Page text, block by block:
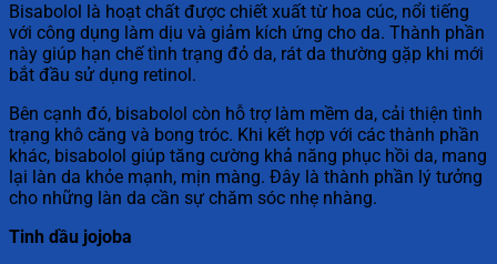
Bisabolol là hoạt chất được chiết xuất từ hoa cúc, nổi tiếng
với công dụng làm dịu và giảm kích ứng cho da. Thành phần
này giúp hạn chế tình trạng đỏ da, rát da thường gặp khi mới
bắt đầu sử dụng retinol.
Bên cạnh đó, bisabolol còn hỗ trợ làm mềm da, cải thiện tình
trạng khô căng và bong tróc. Khi kết hợp với các thành phần
khác, bisabolol giúp tăng cường khả năng phục hồi da, mang
lại làn da khỏe mạnh, mịn màng. Đây là thành phần lý tưởng
cho những làn da cần sự chăm sóc nhẹ nhàng.
Tinh dầu jojoba